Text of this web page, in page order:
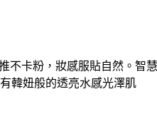
卡粉，妝感服貼自然。
韓妞般的透亮水感光澤肌